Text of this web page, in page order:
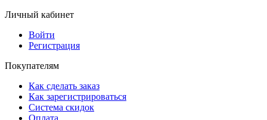
Личный кабинет
Войти
Регистрация
Покупателям
Как сделать заказ
Как зарегистрироваться
Система скидок
Оплата